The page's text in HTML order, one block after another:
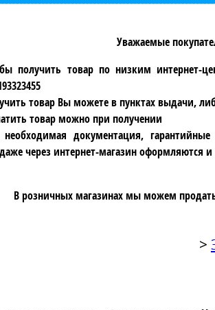
Уважаемые
получить товар по низким интернет-
товар Вы можете в пунктах выдачи,
товар можно при получении
необходимая документация,
через интернет-магазин оформляются
В розничных магазинах мы можем
>